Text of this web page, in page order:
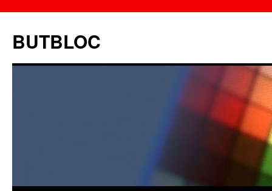
BUTBLOC